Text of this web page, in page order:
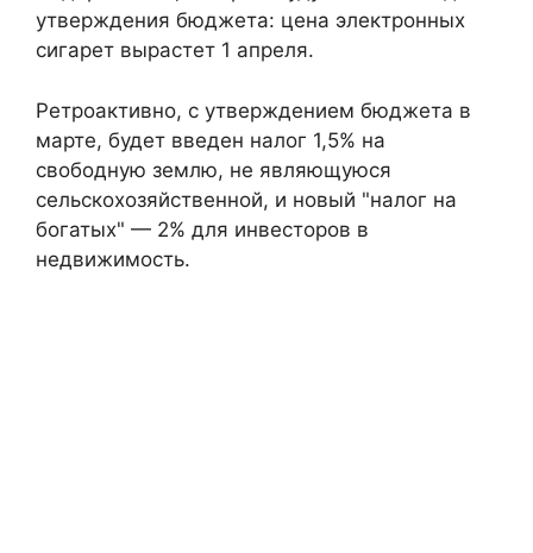
утверждения бюджета: цена электронных
сигарет вырастет 1 апреля.
Ретроактивно, с утверждением бюджета в
марте, будет введен налог 1,5% на
свободную землю, не являющуюся
сельскохозяйственной, и новый "налог на
богатых" — 2% для инвесторов в
недвижимость.